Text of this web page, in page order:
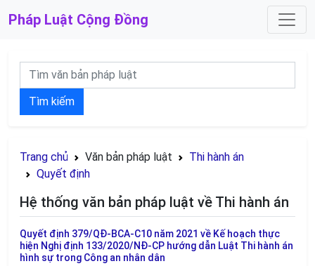
Pháp Luật Cộng Đồng
Tìm kiếm
Trang chủ Văn bản pháp luật
Thi hành án
Quyết định
Hệ thống văn bản pháp luật về Thi hành án
Quyết định 379/QĐ-BCA-C10 năm 2021 về Kế hoạch thực
hiện Nghị định 133/2020/NĐ-CP hướng dẫn Luật Thi hành án
hình sự trong Công an nhân dân